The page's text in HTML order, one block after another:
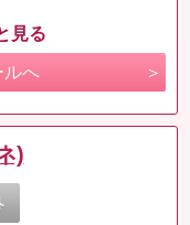
見る
ルへ
)